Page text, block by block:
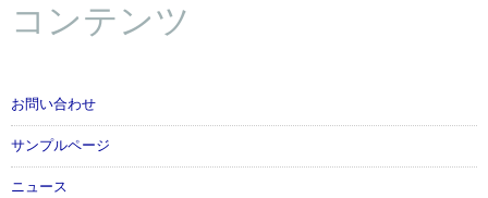
コンテンツ
お問い合わせ
サンプルページ
ニュース